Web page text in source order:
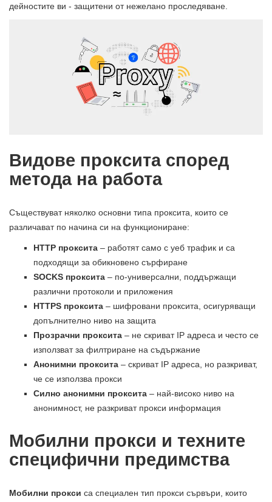
дейностите ви - защитени от нежелано проследяване.
Видове проксита според
метода на работа
Съществуват няколко основни типа проксита, които се
различават по начина си на функциониране:
HTTP проксита – работят само с уеб трафик и са
подходящи за обикновено сърфиране
SOCKS проксита – по-универсални, поддържащи
различни протоколи и приложения
HTTPS проксита – шифровани проксита, осигуряващи
допълнително ниво на защита
Прозрачни проксита – не скриват IP адреса и често се
използват за филтриране на съдържание
Анонимни проксита – скриват IP адреса, но разкриват,
че се използва прокси
Силно анонимни проксита – най-високо ниво на
анонимност, не разкриват прокси информация
Мобилни прокси и техните
специфични предимства
Мобилни прокси са специален тип прокси сървъри, които